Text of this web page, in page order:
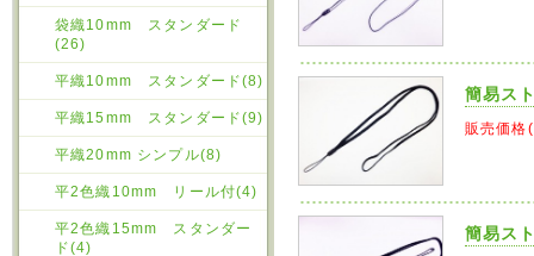
袋織10mm スタンダード
(26)
平織10mm スタンダード(8)
平織15mm スタンダード(9)
平織20mm シンプル(8)
平2色織10mm リール付(4)
平2色織15mm スタンダー
ド(4)
簡易
販売価
簡易